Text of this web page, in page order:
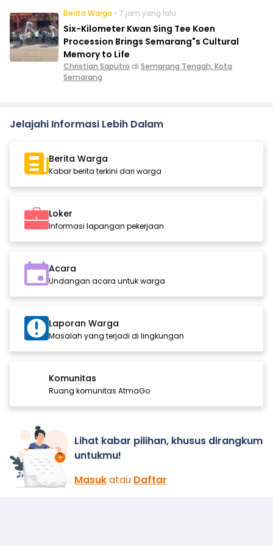
Berita Warga • 7 jam yang lalu
Six-Kilometer Kwan Sing Tee Koen
Procession Brings Semarang"s Cultural
Memory to Life
Christian Saputro di Semarang Tengah, Kota
Semarang
Jelajahi Informasi Lebih Dalam
Berita Warga
Kabar berita terkini dari warga
Loker
Informasi lapangan pekerjaan
Acara
Undangan acara untuk warga
Laporan Warga
Masalah yang terjadi di lingkungan
Komunitas
Ruang komunitas AtmaGo
Lihat kabar pilihan, khusus dirangkum
untukmu!
Masukatau Daftar